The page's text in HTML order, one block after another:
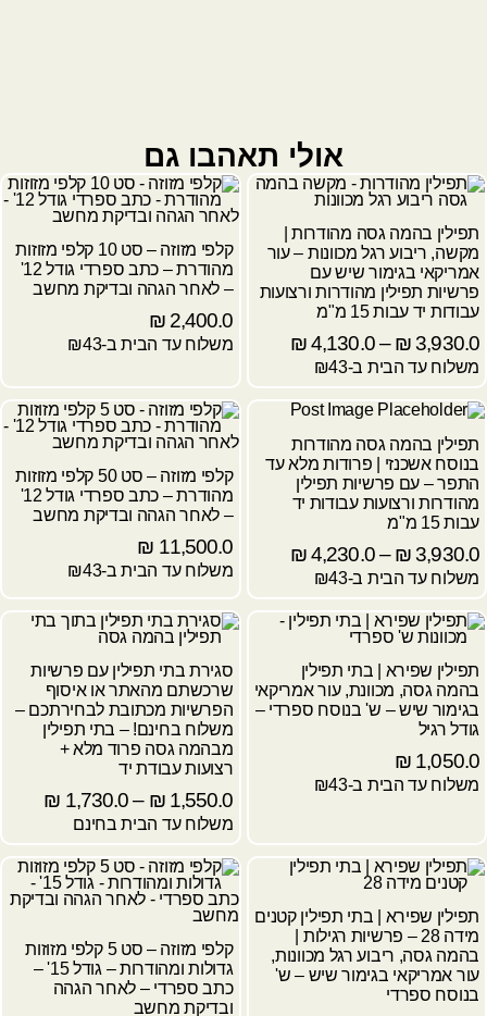
אולי תאהבו גם
תפילין בהמה גסה מהודרות |
מקשה, ריבוע רגל מכוונות – עור
אמריקאי בגימור שיש עם
פרשיות תפילין מהודרות ורצועות
עבודות יד עבות 15 מ"מ
3,930.0
₪
–
4,130.0
₪
משלוח עד הבית ב-₪43
קלפי מזוזה – סט 10 קלפי מזוזות
מהודרת – כתב ספרדי גודל 12'
– לאחר הגהה ובדיקת מחשב
2,400.0
₪
משלוח עד הבית ב-₪43
תפילין בהמה גסה מהודרות
בנוסח אשכנזי | פרודות מלא עד
התפר – עם פרשיות תפילין
מהודרות ורצועות עבודות יד
עבות 15 מ"מ
3,930.0
₪
–
4,230.0
₪
משלוח עד הבית ב-₪43
קלפי מזוזה – סט 50 קלפי מזוזות
מהודרת – כתב ספרדי גודל 12'
– לאחר הגהה ובדיקת מחשב
11,500.0
₪
משלוח עד הבית ב-₪43
תפילין שפירא | בתי תפילין
בהמה גסה, מכוונת, עור אמריקאי
בגימור שיש – ש' בנוסח ספרדי –
גודל רגיל
1,050.0
₪
משלוח עד הבית ב-₪43
סגירת בתי תפילין עם פרשיות
שרכשתם מהאתר או איסוף
הפרשיות מכתובת לבחירתכם –
משלוח בחינם! – בתי תפילין
מבהמה גסה פרוד מלא +
רצועות עבודת יד
1,550.0
₪
–
1,730.0
₪
משלוח עד הבית בחינם
תפילין שפירא | בתי תפילין קטנים
מידה 28 – פרשיות רגילות |
בהמה גסה, ריבוע רגל מכוונות,
עור אמריקאי בגימור שיש – ש'
בנוסח ספרדי
קלפי מזוזה – סט 5 קלפי מזוזות
גדולות ומהודרות – גודל 15' –
כתב ספרדי – לאחר הגהה
ובדיקת מחשב